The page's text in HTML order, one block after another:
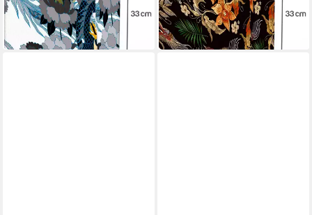
Henkeltasche
21,90 €
in 6-7 Werktagen bei dir
Henkeltasche
21,90 €
in 6-7 Werktagen bei dir